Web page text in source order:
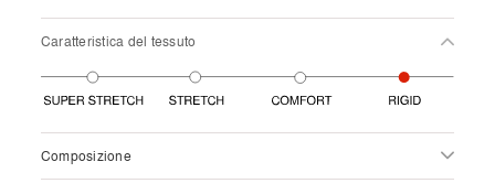
Caratteristica del tessuto
Composizione